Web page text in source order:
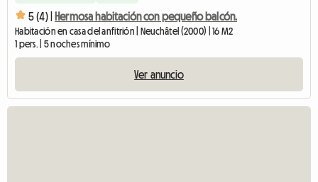
5 (4) | Hermosa habitación con pequeño balcón.
Habitación en casa del anfitrión | Neuchâtel (2000) | 16 M2
1 pers. | 5 noches mínimo
Ver anuncio